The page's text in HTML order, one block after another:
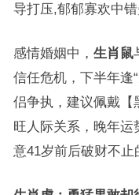
导打压,郁郁寡欢中错
感情婚姻中， 生肖鼠
信任危机，下半年逢
侣争执，建议佩戴【
旺人际关系，晚年运
意41岁前后破财不止